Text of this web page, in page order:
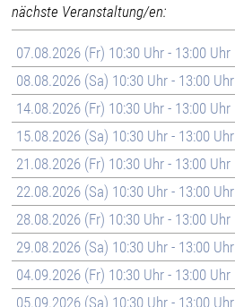
nächste Veranstaltung/en:
07.08.2026 (Fr) 10:30 Uhr - 13:00 Uhr
08.08.2026 (Sa) 10:30 Uhr - 13:00 Uhr
14.08.2026 (Fr) 10:30 Uhr - 13:00 Uhr
15.08.2026 (Sa) 10:30 Uhr - 13:00 Uhr
21.08.2026 (Fr) 10:30 Uhr - 13:00 Uhr
22.08.2026 (Sa) 10:30 Uhr - 13:00 Uhr
28.08.2026 (Fr) 10:30 Uhr - 13:00 Uhr
29.08.2026 (Sa) 10:30 Uhr - 13:00 Uhr
04.09.2026 (Fr) 10:30 Uhr - 13:00 Uhr
05.09.2026 (Sa) 10:30 Uhr - 13:00 Uhr